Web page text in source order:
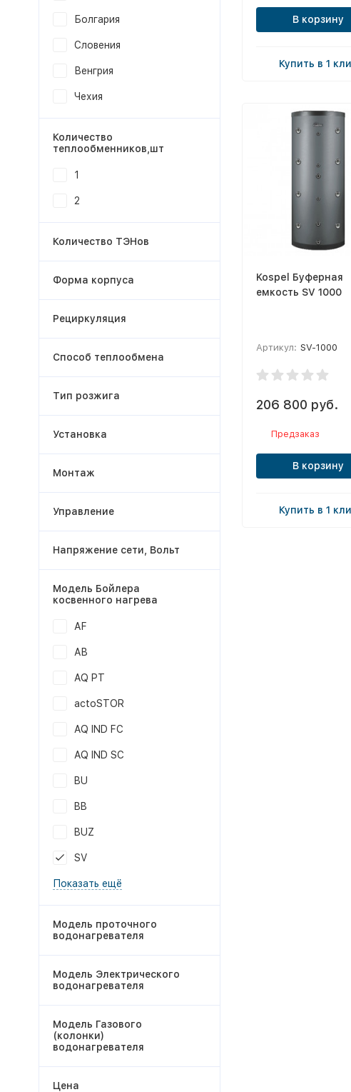
В корзину
Купить в 1
Kospel Буферная
емкость SV 1000
Артикул: SV-1000
206 800 руб.
Предзаказ
В корзину
Купить в 1
Болгария
Словения
Венгрия
Чехия
Количество
теплообменников,шт
1
2
Количество ТЭНов
Форма корпуса
Рециркуляция
Способ теплообмена
Тип розжига
Установка
Монтаж
Управление
Напряжение сети, Вольт
Модель Бойлера
косвенного нагрева
АF
АB
AQ PT
actoSTOR
AQ IND FC
AQ IND SC
BU
BB
BUZ
SV
Показать ещё
Модель проточного
водонагревателя
Модель Электрического
водонагревателя
Модель Газового
(колонки)
водонагревателя
Цена